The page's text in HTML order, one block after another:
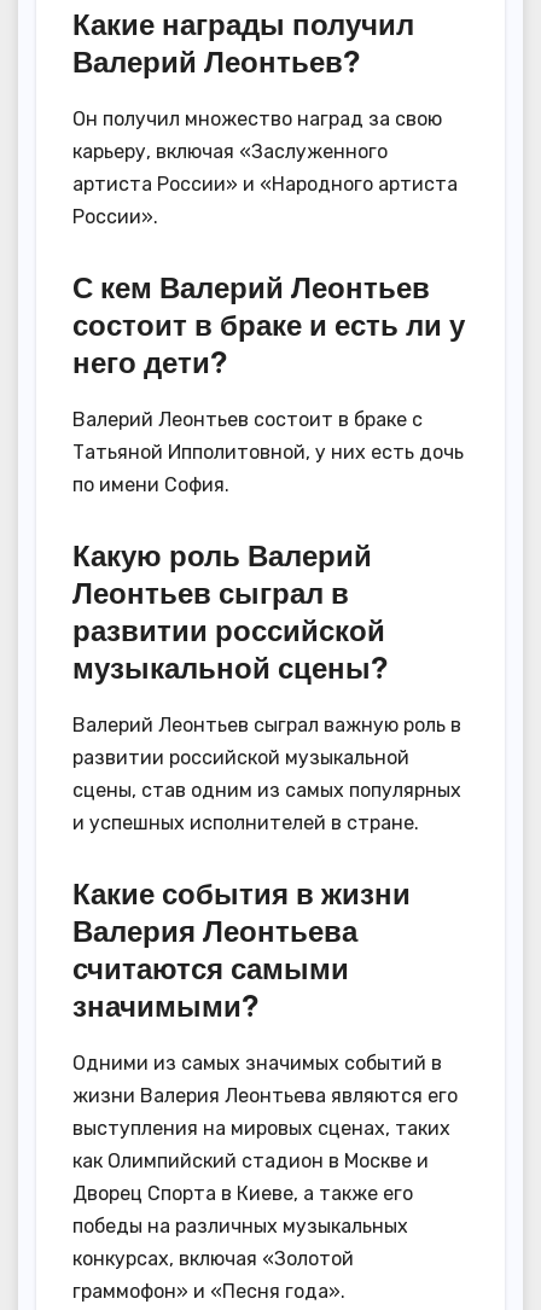
Какие награды получил
Валерий Леонтьев?
Он получил множество наград за свою
карьеру, включая «Заслуженного
артиста России» и «Народного артиста
России».
С кем Валерий Леонтьев
состоит в браке и есть ли у
него дети?
Валерий Леонтьев состоит в браке с
Татьяной Ипполитовной, у них есть дочь
по имени София.
Какую роль Валерий
Леонтьев сыграл в
развитии российской
музыкальной сцены?
Валерий Леонтьев сыграл важную роль в
развитии российской музыкальной
сцены, став одним из самых популярных
и успешных исполнителей в стране.
Какие события в жизни
Валерия Леонтьева
считаются самыми
значимыми?
Одними из самых значимых событий в
жизни Валерия Леонтьева являются его
выступления на мировых сценах, таких
как Олимпийский стадион в Москве и
Дворец Спорта в Киеве, а также его
победы на различных музыкальных
конкурсах, включая «Золотой
граммофон» и «Песня года».